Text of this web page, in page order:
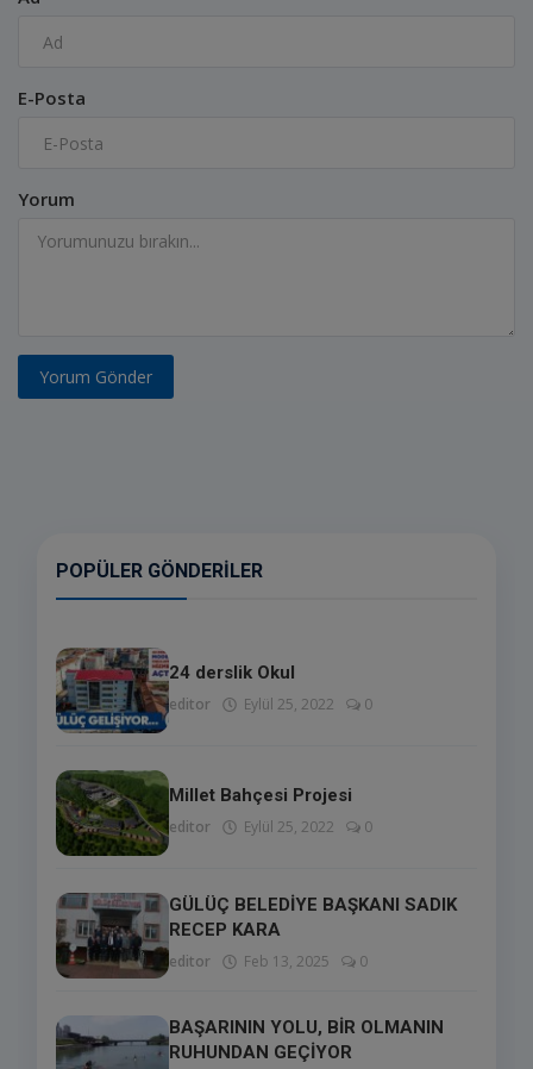
E-Posta
Yorum
Yorum Gönder
POPÜLER GÖNDERILER
24 derslik Okul
editor Eylül 25, 2022 0
Millet Bahçesi Projesi
editor Eylül 25, 2022 0
GÜLÜÇ BELEDİYE BAŞKANI SADIK
RECEP KARA
editor Feb 13, 2025 0
BAŞARININ YOLU, BİR OLMANIN
RUHUNDAN GEÇİYOR